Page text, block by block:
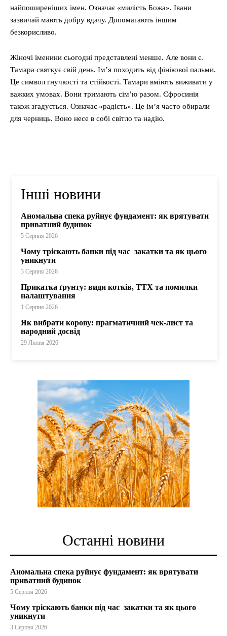
найпоширеніших імен. Означає «милість Божа». Івани
зазвичай мають добру вдачу. Допомагають іншим
безкорисливо.
Жіночі іменини сьогодні представлені менше. Але вони є.
Тамара святкує свій день. Ім’я походить від фінікової пальми.
Це символ гнучкості та стійкості. Тамари вміють виживати у
важких умовах. Вони тримають сім’ю разом. Єфросинія
також згадується. Означає «радість». Це ім’я часто обирали
для черниць. Воно несе в собі світло та надію.
Інші новини
Аномальна спека руйнує фундамент: як врятувати
приватний будинок
5 Серпня 2026
Чому тріскають банки під час закатки та як цього
уникнути
3 Серпня 2026
Прикатка ґрунту: види котків, ТТХ та помилки
налаштування
1 Серпня 2026
Як вибрати корову: прагматичний чек-лист та
народний досвід
29 Липня 2026
Останні новини
Аномальна спека руйнує фундамент: як врятувати
приватний будинок
5 Серпня 2026
Чому тріскають банки під час закатки та як цього
уникнути
3 Серпня 2026